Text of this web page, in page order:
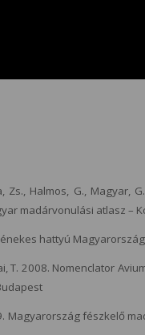
Zs., Halmos, G., Magyar,
madárvonulási atlasz –
énekes hattyú
T. 2008. Nomenclator
Magyarország fészkelő